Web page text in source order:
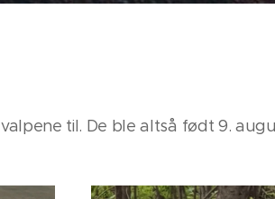
til. De ble altså født 9.